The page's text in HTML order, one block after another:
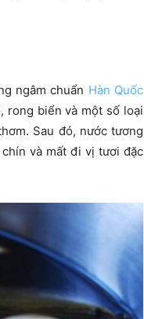
ngâm chuẩn Hàn Quốc
rong biển và một số loại
Sau đó, nước tương
và mất đi vị tươi đặc